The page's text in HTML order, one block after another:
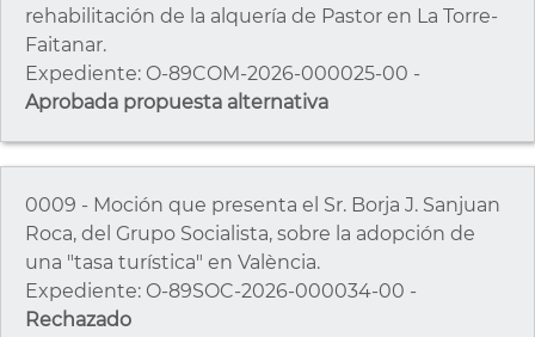
rehabilitación de la alquería de Pastor en La Torre-
Faitanar.
Expediente: O-89COM-2026-000025-00 -
Aprobada propuesta alternativa
0009 - Moción que presenta el Sr. Borja J. Sanjuan
Roca, del Grupo Socialista, sobre la adopción de
una "tasa turística" en València.
Expediente: O-89SOC-2026-000034-00 -
Rechazado